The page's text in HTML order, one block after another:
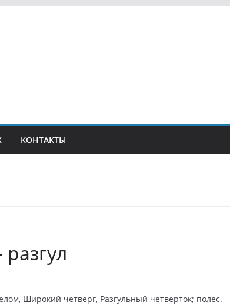
КОНТАКТЫ
Широкий четверг, Разгульный четверток; полес.